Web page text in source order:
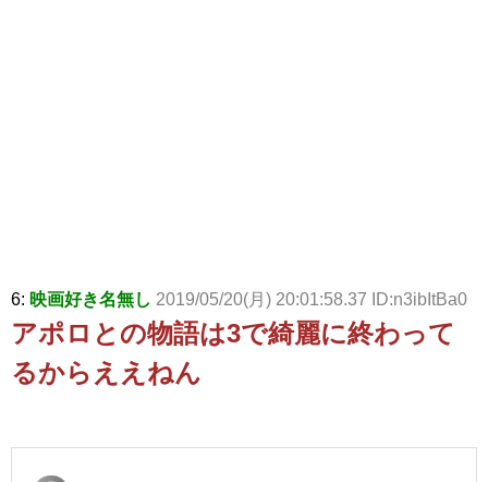
6: 映画好き名無し 2019/05/20(月) 20:01:58.37 ID:n3ibItBa0
アポロとの物語は3で綺麗に終わって
るからええねん